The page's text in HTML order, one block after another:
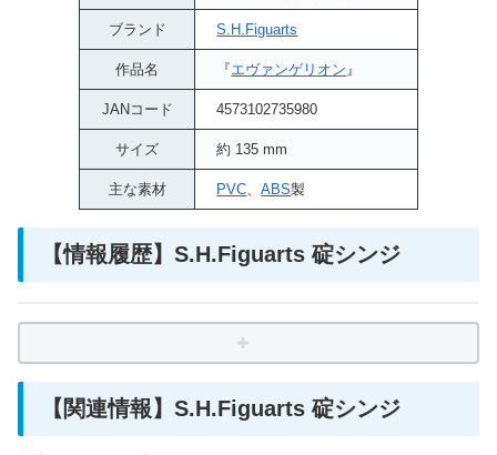
ブランド S.H.Figuarts
作品名 『エヴァンゲリオン』
JANコード 4573102735980
サイズ 約 135 mm
主な素材 PVC、ABS製
【情報履歴】S.H.Figuarts 碇シンジ
【関連情報】S.H.Figuarts 碇シンジ